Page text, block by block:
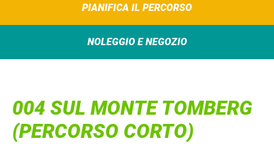
PIANIFICA IL PERCORSO
NOLEGGIO E NEGOZIO
004 SUL MONTE TOMBERG
(PERCORSO CORTO)